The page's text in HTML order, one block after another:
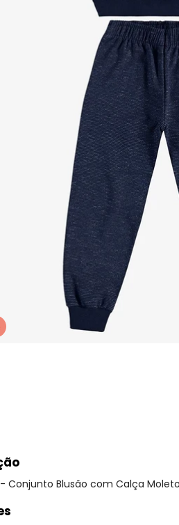
- Conjunto Blusão com Calça